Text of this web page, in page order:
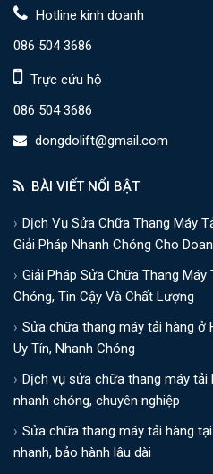
Hotline kinh doanh
086 504 3686
Trực cứu hộ
086 504 3686
dongdolift@gmail.com
BÀI VIẾT NỔI BẬT
Dịch Vụ Sửa Chữa Thang Máy
Giải Pháp Nhanh Chóng Cho
Giải Pháp Sửa Chữa Thang
Chóng, Tin Cậy Và Chất Lượng
Sửa chữa thang máy tải hàng ở
Uy Tín, Nhanh Chóng
Dịch vụ sửa chữa thang máy tải
nhanh chóng, chuyên nghiệp
Sửa chữa thang máy tải hàng
nhanh, bảo hành lâu dài